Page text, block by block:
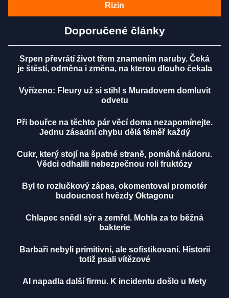
Rizin
Doporučené články
Srpen převrátí život třem znamením naruby. Čeká
je štěstí, odměna i změna, na kterou dlouho čekala
Vyřízeno: Fleury už si stihl s Muradovem domluvit
odvetu
Při bouřce na těchto pár věcí doma nezapomínejte.
Jednu zásadní chybu dělá téměř každý
Cukr, který stojí na špatné straně, pomáhá nádoru.
Vědci odhalili nebezpečnou roli fruktózy
Byl to rozlučkový zápas, okomentoval promotér
budoucnost hvězdy Oktagonu
Chlapec snědl sýr a zemřel. Mohla za to běžná
bakterie
Barbaři nebyli primitivní, ale sofistikovaní. Historii
totiž psali vítězové
AI napadla další firmu. K incidentu došlo u Mety